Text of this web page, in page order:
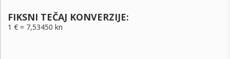
FIKSNI TEČAJ KONVERZIJE:
1 € = 7,53450 kn